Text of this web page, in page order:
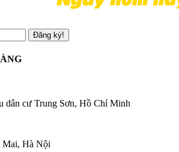
Đăng ký!
dân cư Trung Sơn, Hồ Chí Minh
Hà Nội